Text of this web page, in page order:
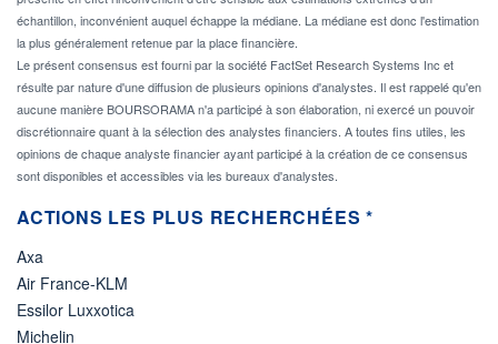
échantillon, inconvénient auquel échappe la médiane. La médiane est donc l'estimation
la plus généralement retenue par la place financière.
Le présent consensus est fourni par la société FactSet Research Systems Inc et
résulte par nature d'une diffusion de plusieurs opinions d'analystes. Il est rappelé qu'en
aucune manière BOURSORAMA n'a participé à son élaboration, ni exercé un pouvoir
discrétionnaire quant à la sélection des analystes financiers. A toutes fins utiles, les
opinions de chaque analyste financier ayant participé à la création de ce consensus
sont disponibles et accessibles via les bureaux d'analystes.
ACTIONS LES PLUS RECHERCHÉES *
Axa
Air France-KLM
Essilor Luxxotica
Michelin